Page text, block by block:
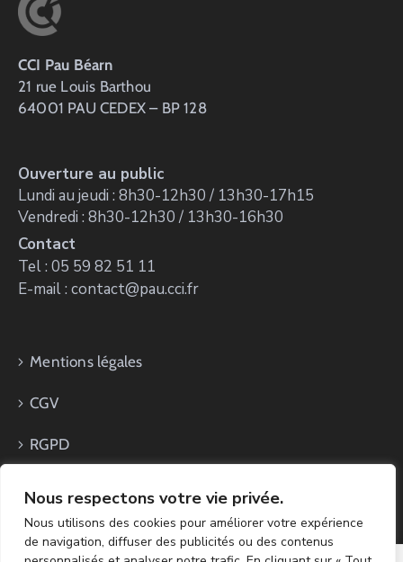
Nous respectons votre vie privée.
Nous utilisons des cookies pour améliorer votre expérience
de navigation, diffuser des publicités ou des contenus
CCI Pau Béarn
21 rue Louis Barthou
64001 PAU CEDEX – BP 128
Ouverture au public
Lundi au jeudi : 8h30-12h30 / 13h30-17h15
Vendredi : 8h30-12h30 / 13h30-16h30
Contact
Tel : 05 59 82 51 11
E-mail : contact@pau.cci.fr
Mentions légales
CGV
RGPD